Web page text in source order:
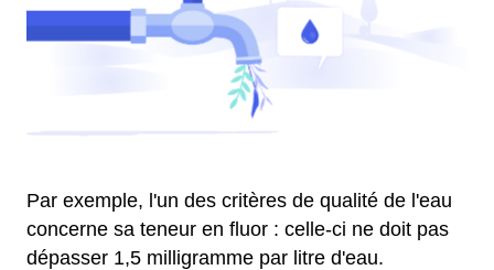
Par exemple, l'un des critères de qualité de l'eau
concerne sa teneur en fluor : celle-ci ne doit pas
dépasser 1,5 milligramme par litre d'eau.